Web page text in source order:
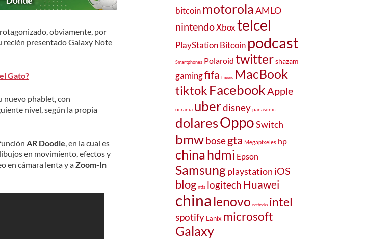
obviamente, por
recién presentado Galaxy Note
Gato?
nuevo phablet, con
nivel, según la propia
AR Doodle , en la cual es
en movimiento, efectos y
en cámara lenta y aZoom-In
bitcoinmotorolaAMLO
nintendoXboxtelcel
PlayStationBitcoin podcast
Smartphones Polaroid twittershazam
gamingfifa finepix MacBook
tiktok FacebookApple
ucrania uberdisney panasonic
dolaresOppoSwitch
bmwbosegta Megapixeles hp
chinahdmi Epson
Samsungplaystation iOS
blog ntfs logitech Huawei
china lenovo netbooks intel
spotify Lanix microsoft
Galaxy